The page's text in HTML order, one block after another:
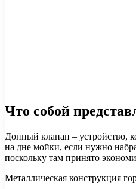
Что собой
Донный клапан – устройство,
на дне мойки, если нужно
поскольку там принято
Металлическая конструкция